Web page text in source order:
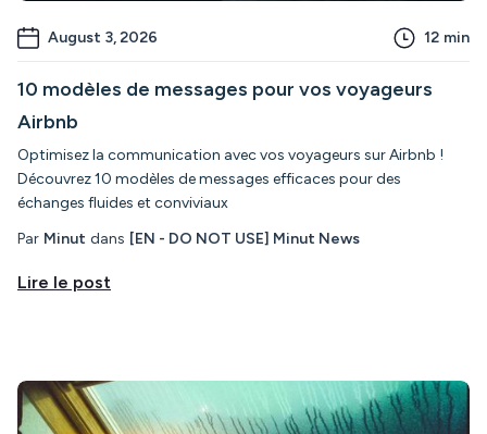
August 3, 2026 12 min
10 modèles de messages pour vos voyageurs
Airbnb
Optimisez la communication avec vos voyageurs sur Airbnb !
Découvrez 10 modèles de messages efficaces pour des
échanges fluides et conviviaux
Par Minut dans [EN - DO NOT USE] Minut News
Lire le post